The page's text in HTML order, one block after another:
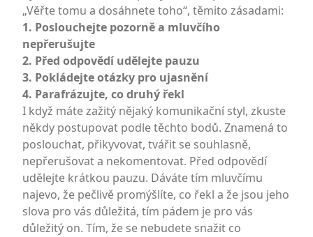
„Věřte tomu a dosáhnete toho“, těmito zásadami:
1. Poslouchejte pozorně a mluvčího
nepřerušujte
2. Před odpovědí udělejte pauzu
3. Pokládejte otázky pro ujasnění
4. Parafrázujte, co druhý řekl
I když máte zažitý nějaký komunikační styl, zkuste
někdy postupovat podle těchto bodů. Znamená to
poslouchat, přikyvovat, tvářit se souhlasně,
nepřerušovat a nekomentovat. Před odpovědí
udělejte krátkou pauzu. Dáváte tím mluvčímu
najevo, že pečlivě promýšlíte, co řekl a že jsou jeho
slova pro vás důležitá, tím pádem je pro vás
důležitý on. Tím, že se nebudete snažit co